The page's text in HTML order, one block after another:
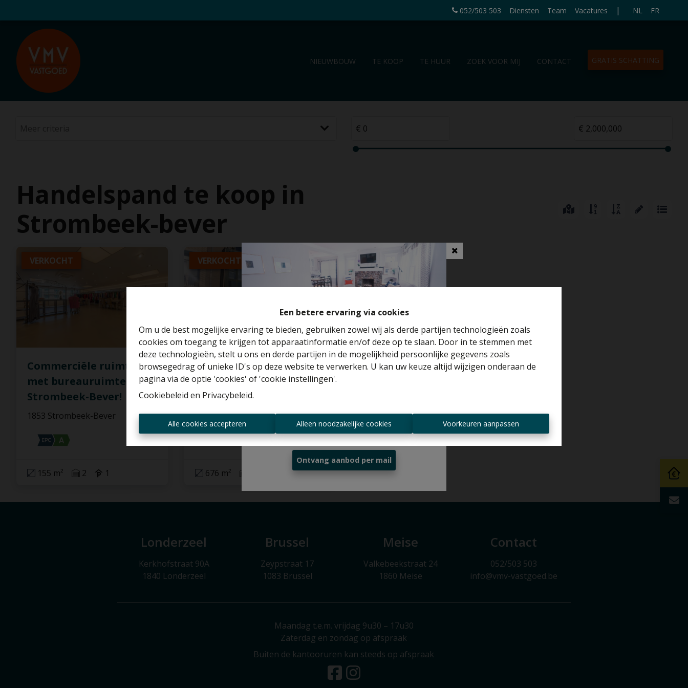
Een betere ervaring via cookies
Om u de best mogelijke ervaring te bieden, gebruiken zowel wij als derde partijen technologieën zoals
cookies om toegang te krijgen tot apparaatinformatie en/of deze op te slaan. Door in te stemmen met
deze technologieën, stelt u ons en derde partijen in de mogelijkheid persoonlijke gegevens zoals
browsegedrag of unieke ID's op deze website te verwerken. U kan uw keuze altijd wijzigen onderaan de
pagina via de optie 'cookies' of 'cookie instellingen'.
Cookiebeleid en Privacybeleid.
Alle cookies accepteren Alleen noodzakelijke cookies Voorkeuren aanpassen
052/503 503 Diensten Team Vacatures | NL FR
NIEUWBOUW TE KOOP TE HUUR ZOEK VOOR MIJ CONTACT GRATIS SCHATTING
Handelspand te koop in
Strombeek-bever
VERKOCHT
Commerciële ruimte
met bureauruimte te
Strombeek-Bever!
1853 Strombeek-Bever
155 m² 2 1
VERKOCHT BINNEN 3 WEKEN
4 appartementen +
apotheek + 2
garageboxen
1853 Strombeek-Bever
676 m²
Londerzeel
Kerkhofstraat 90A
1840 Londerzeel
Brussel
Zeypstraat 17
1083 Brussel
Meise
Valkebeekstraat 24
1860 Meise
Contact
052/503 503
info@vmv-vastgoed.be
Maandag t.e.m. vrijdag 9u30 – 17u30
Zaterdag en zondag op afspraak
Buiten de kantooruren kan steeds op afspraak
Benieuwd naar de waarde van je huis?
Altijd als eerste op de hoogte zijn van
nieuwe aanbiedingen?
Ontvang aanbod per mail